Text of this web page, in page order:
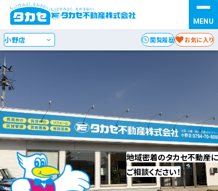
閲覧履歴 お気に入り
地域密着のタカセ不動産に
ご相談ください！
STEP 1お探しの種別を選択
地図からさがす